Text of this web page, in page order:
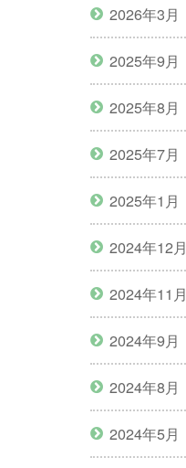
2026年3月
2025年9月
2025年8月
2025年7月
2025年1月
2024年12月
2024年11月
2024年9月
2024年8月
2024年5月